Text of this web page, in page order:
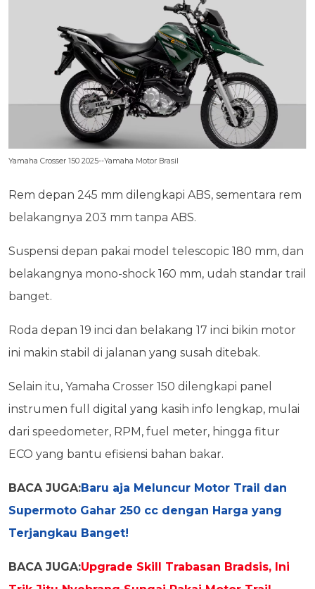
Yamaha Crosser 150 2025--Yamaha Motor Brasil
Rem depan 245 mm dilengkapi ABS, sementara rem
belakangnya 203 mm tanpa ABS.
Suspensi depan pakai model telescopic 180 mm, dan
belakangnya mono-shock 160 mm, udah standar trail
banget.
Roda depan 19 inci dan belakang 17 inci bikin motor
ini makin stabil di jalanan yang susah ditebak.
Selain itu, Yamaha Crosser 150 dilengkapi panel
instrumen full digital yang kasih info lengkap, mulai
dari speedometer, RPM, fuel meter, hingga fitur
ECO yang bantu efisiensi bahan bakar.
BACA JUGA:Baru aja Meluncur Motor Trail dan
Supermoto Gahar 250 cc dengan Harga yang
Terjangkau Banget!
BACA JUGA:Upgrade Skill Trabasan Bradsis, Ini